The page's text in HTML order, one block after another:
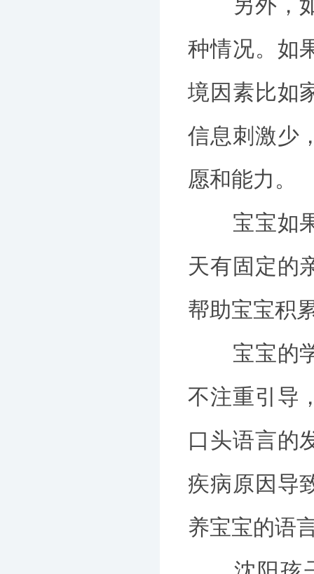
另外，如
种情况。如
境因素比如
信息刺激少
愿和能力。
宝宝如果
天有固定的
帮助宝宝积
宝宝的学
不注重引导
口头语言的
疾病原因导
养宝宝的语